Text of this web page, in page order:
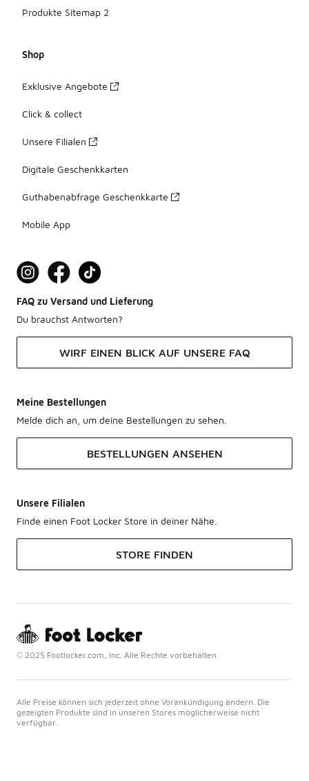
Produkte Sitemap 2
Shop
Exklusive Angebote
Click & collect
Unsere Filialen
Digitale Geschenkkarten
Guthabenabfrage Geschenkkarte
Mobile App
FAQ zu Versand und Lieferung
Du brauchst Antworten?
WIRF EINEN BLICK AUF UNSERE FAQ
Meine Bestellungen
Melde dich an, um deine Bestellungen zu sehen.
BESTELLUNGEN ANSEHEN
Unsere Filialen
Finde einen Foot Locker Store in deiner Nähe.
STORE FINDEN
© 2025 Footlocker.com, Inc. Alle Rechte vorbehalten
Alle Preise können sich jederzeit ohne Vorankündigung ändern. Die
gezeigten Produkte sind in unseren Stores möglicherweise nicht
verfügbar.